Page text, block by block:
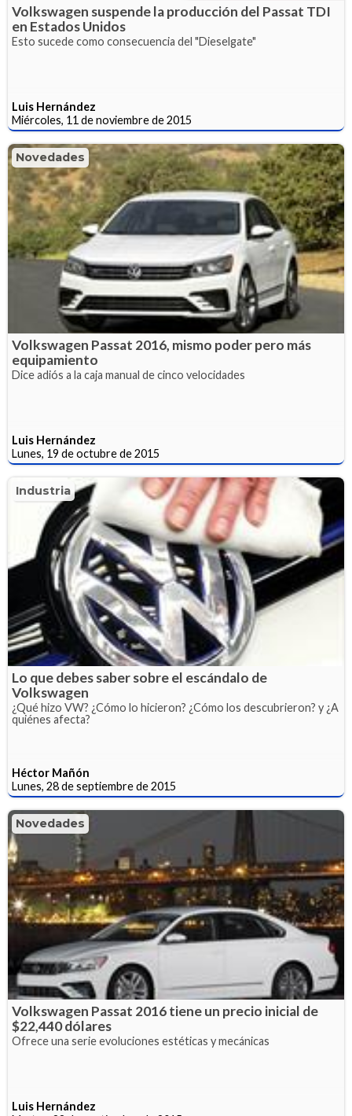
Volkswagen suspende la producción del Passat TDI
en Estados Unidos
Esto sucede como consecuencia del "Dieselgate"
Luis Hernández
Miércoles, 11 de noviembre de 2015
Novedades
Volkswagen Passat 2016, mismo poder pero más
equipamiento
Dice adiós a la caja manual de cinco velocidades
Luis Hernández
Lunes, 19 de octubre de 2015
Industria
Lo que debes saber sobre el escándalo de
Volkswagen
¿Qué hizo VW? ¿Cómo lo hicieron? ¿Cómo los descubrieron? y ¿A
quiénes afecta?
Héctor Mañón
Lunes, 28 de septiembre de 2015
Novedades
Volkswagen Passat 2016 tiene un precio inicial de
$22,440 dólares
Ofrece una serie evoluciones estéticas y mecánicas
Luis Hernández